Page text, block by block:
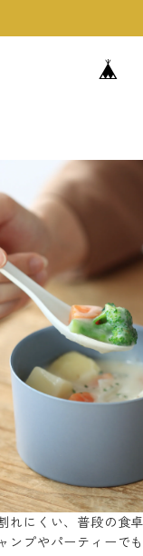
れにくい、普段の食
ンプやパーティーでも